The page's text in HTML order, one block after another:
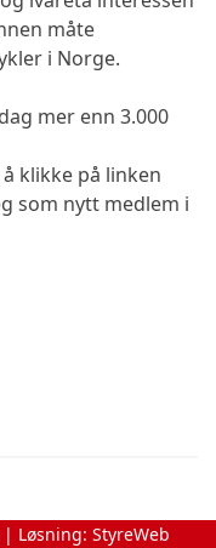
måte
i Norge.
mer enn 3.000
klikke på linken
som nytt medlem i
| Løsning: StyreWeb